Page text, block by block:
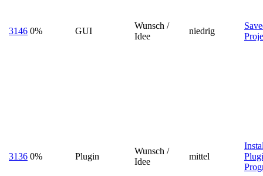
3146 0% GUI
Wunsch /
Idee
niedrig
3136 0% Plugin
Wunsch /
Idee
mittel